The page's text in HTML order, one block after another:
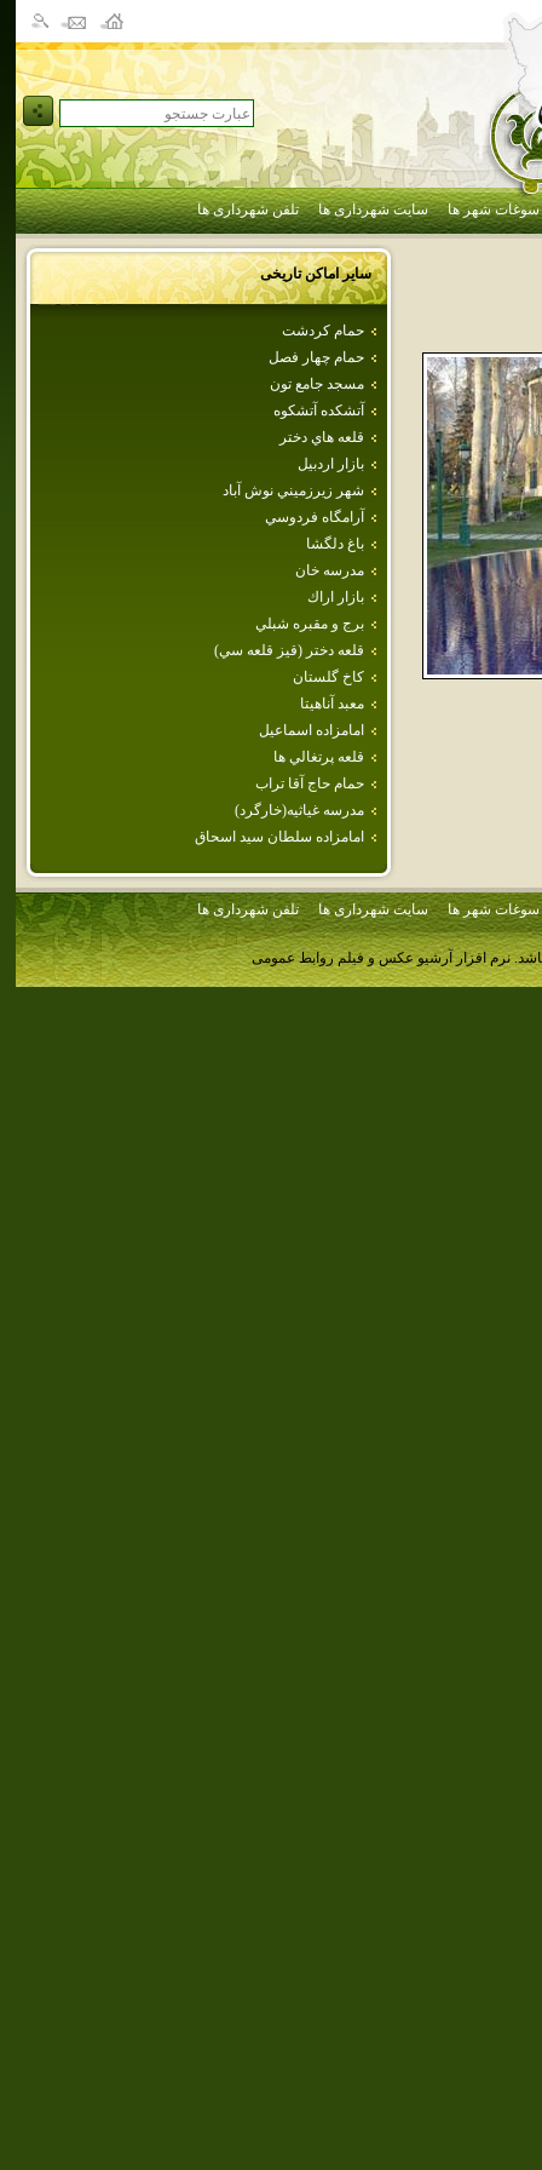
سوغات شهر ها سایت شهرداری ها تلفن شهرداری ها
سایر اماکن تاریخی
حمام كردشت
حمام‌ چهار فصل
مسجد جامع تون
آتشكده‌ آتشكوه
قلعه هاي‌ دختر
بازار اردبيل
شهر زيرزميني نوش آباد
آرامگاه فردوسي
باغ دلگشا
مدرسه خان
بازار اراك
برج و مقبره شبلي
قلعه دختر (قيز قلعه سي)
كاخ گلستان
معبد آناهيتا
امامزاده اسماعيل
قلعه پرتغالي ها
حمام حاج آقا تراب
مدرسه غياثيه(خارگرد)
امامزاده‌ سلطان‌ سيد اسحاق‌
سوغات شهر ها سایت شهرداری ها تلفن شهرداری ها
نرم افزار آرشیو عکس و فیلم روابط عمومی